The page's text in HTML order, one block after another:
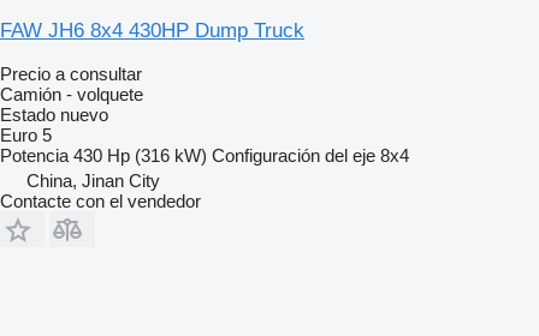
FAW JH6 8x4 430HP Dump Truck
Precio a consultar
Camión - volquete
Estado nuevo
Euro 5
Potencia 430 Hp (316 kW) Configuración del eje 8x4
China, Jinan City
Contacte con el vendedor